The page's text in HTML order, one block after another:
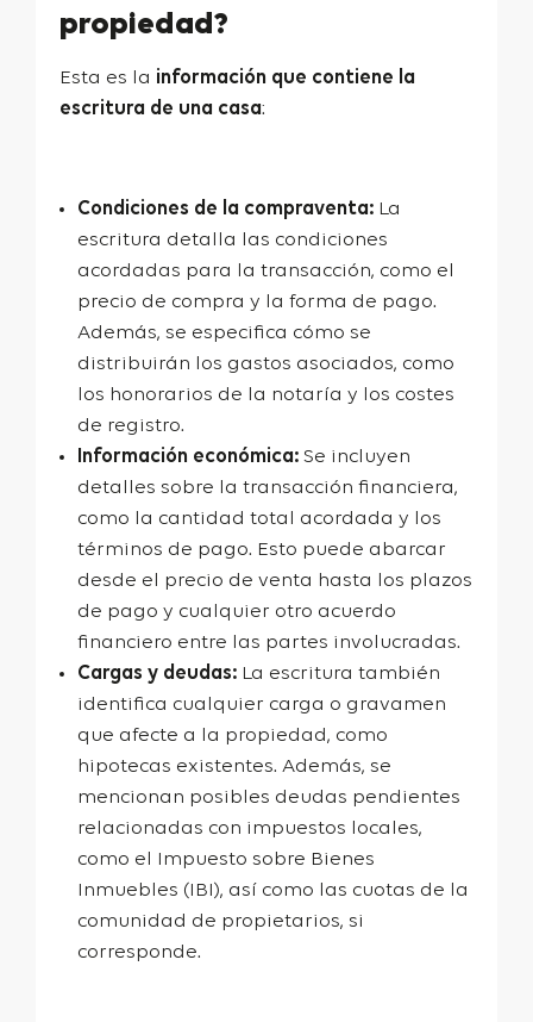
propiedad?
Esta es la información que contiene la
escritura de una casa:
Condiciones de la compraventa: La
escritura detalla las condiciones
acordadas para la transacción, como el
precio de compra y la forma de pago.
Además, se especifica cómo se
distribuirán los gastos asociados, como
los honorarios de la notaría y los costes
de registro.
Información económica: Se incluyen
detalles sobre la transacción financiera,
como la cantidad total acordada y los
términos de pago. Esto puede abarcar
desde el precio de venta hasta los plazos
de pago y cualquier otro acuerdo
financiero entre las partes involucradas.
Cargas y deudas: La escritura también
identifica cualquier carga o gravamen
que afecte a la propiedad, como
hipotecas existentes. Además, se
mencionan posibles deudas pendientes
relacionadas con impuestos locales,
como el Impuesto sobre Bienes
Inmuebles (IBI), así como las cuotas de la
comunidad de propietarios, si
corresponde.